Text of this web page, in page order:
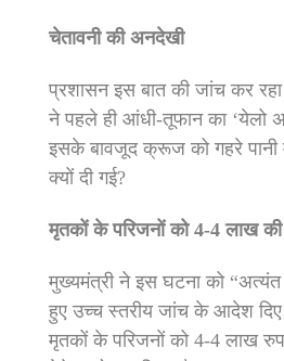
चेतावनी की अनदेखी
प्रशासन इस बात की जांच कर
ने पहले ही आंधी-तूफान का ‘येलो
इसके बावजूद क्रूज को गहरे
क्यों दी गई?
मृतकों के परिजनों को 4-4 लाख की
मुख्यमंत्री ने इस घटना को “अत्यंत
हुए उच्च स्तरीय जांच के आदेश
मृतकों के परिजनों को 4-4 लाख